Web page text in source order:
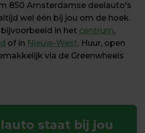
850 Amsterdamse deelauto's
wel één bij jou om de hoek.
in het centrum
of in Nieuw-West. Huur, open
via de Greenwheels
staat bij jou